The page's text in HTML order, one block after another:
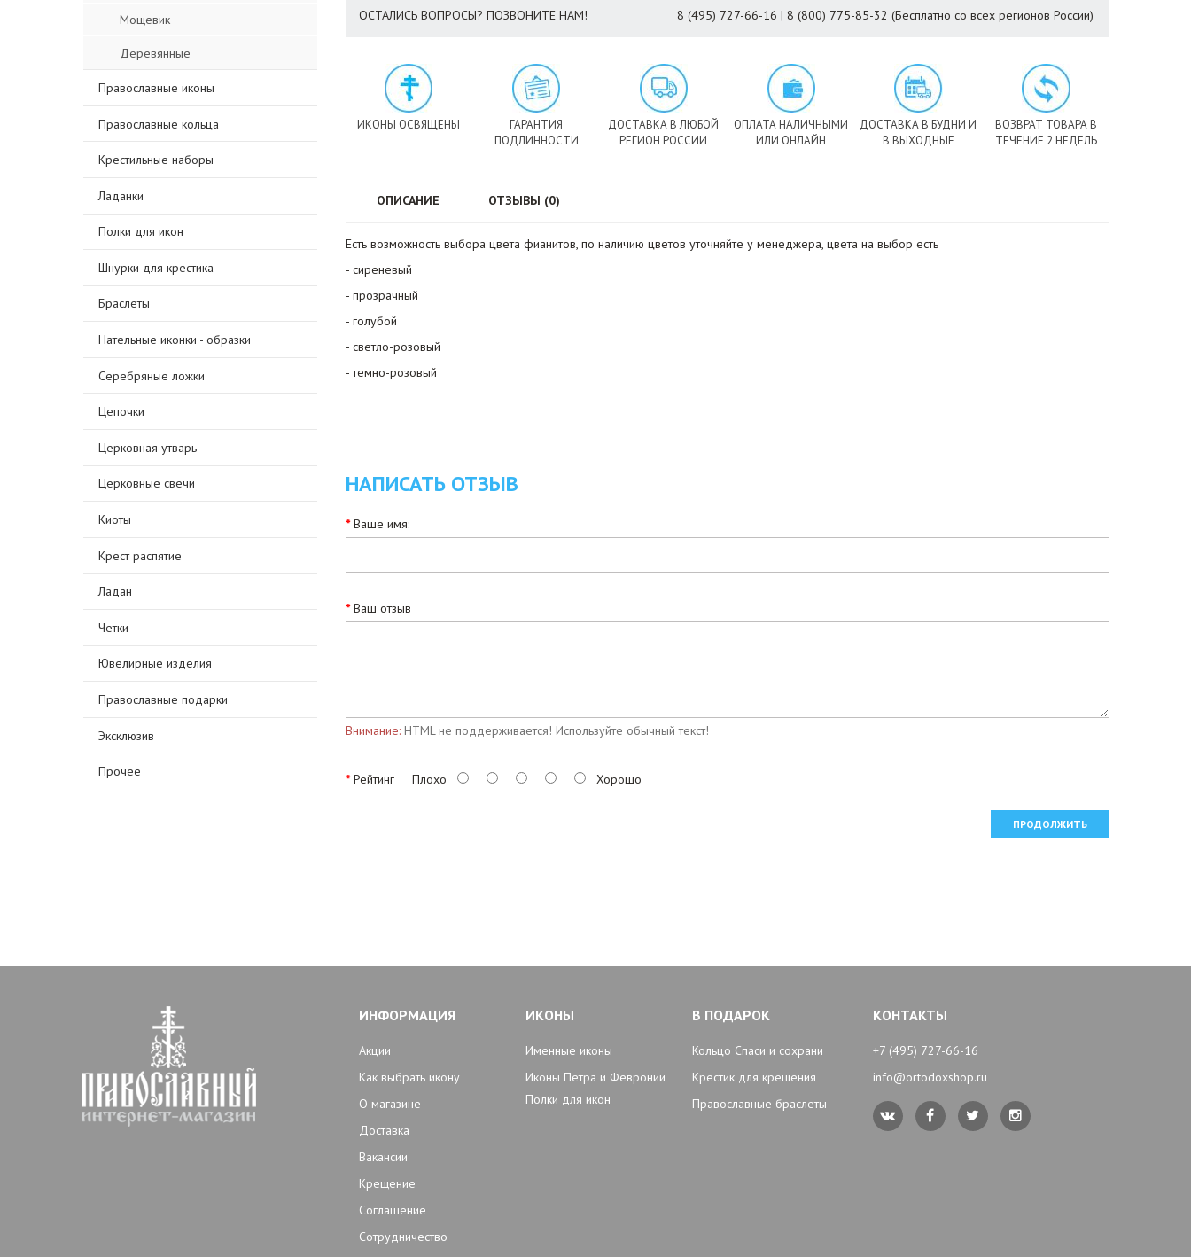
Мощевик
Деревянные
Православные иконы
Православные кольца
Крестильные наборы
Ладанки
Полки для икон
Шнурки для крестика
Браслеты
Нательные иконки - образки
Серебряные ложки
Цепочки
Церковная утварь
Церковные свечи
Киоты
Крест распятие
Ладан
Четки
Ювелирные изделия
Православные подарки
Эксклюзив
Прочее
ОСТАЛИСЬ ВОПРОСЫ? ПОЗВОНИТЕ НАМ! 8 (495) 727-66-16 | 8 (800) 775-85-32 (Бесплатно со всех регионов России)
ИКОНЫ ОСВЯЩЕНЫ
ГАРАНТИЯ
ПОДЛИННОСТИ
ДОСТАВКА В ЛЮБОЙ
РЕГИОН РОССИИ
ОПЛАТА НАЛИЧНЫМИ
ИЛИ ОНЛАЙН
ДОСТАВКА В БУДНИ И
В ВЫХОДНЫЕ
ВОЗВРАТ ТОВАРА В
ТЕЧЕНИЕ 2 НЕДЕЛЬ
ОПИСАНИЕ ОТЗЫВЫ (0)
Есть возможность выбора цвета фианитов, по наличию цветов уточняйте у менеджера, цвета на выбор есть
- сиреневый
- прозрачный
- голубой
- светло-розовый
- темно-розовый
НАПИСАТЬ ОТЗЫВ
Ваше имя:
Ваш отзыв
Внимание:HTML не поддерживается! Используйте обычный текст!
РейтингПлохо Хорошо
ПРОДОЛЖИТЬ
ИНФОРМАЦИЯ
Акции
Как выбрать икону
О магазине
Доставка
Вакансии
Крещение
Соглашение
Сотрудничество
ИКОНЫ
Именные иконы
Иконы Петра и Февронии
Полки для икон
В ПОДАРОК
Кольцо Спаси и сохрани
Крестик для крещения
Православные браслеты
КОНТАКТЫ
+7 (495) 727-66-16
info@ortodoxshop.ru